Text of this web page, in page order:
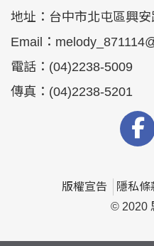
地址： 台中市北屯區興
Email：
電話： (04)2238-5009
傳真： (04)2238-5201
版權宣告 隱私條
© 2020